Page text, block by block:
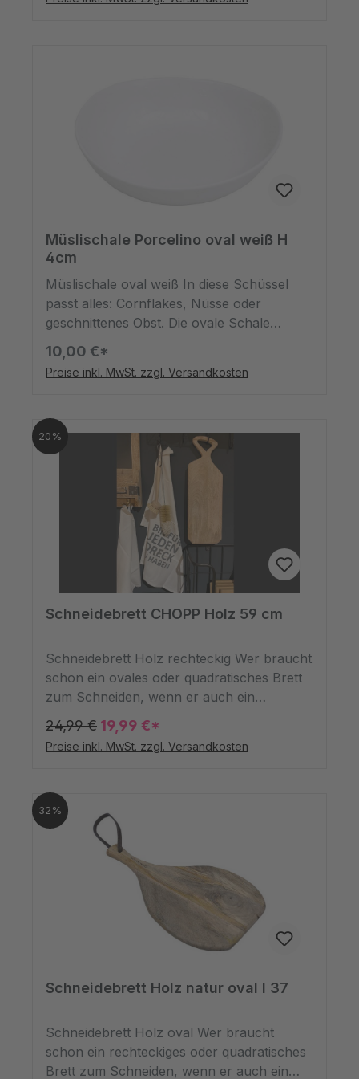
Porzellanschale ist spülmaschinenfest und
Müslischale Porcelino oval weiß H
4cm
Müslischale oval weiß In diese Schüssel
passt alles: Cornflakes, Nüsse oder
geschnittenes Obst. Die ovale Schale
zeichnet sich durch ihre unperfekte Form
aus. Sie ist weiß, super schlicht und doch
modern.*spülmaschinenfest,
10,00 €*
Preise inkl. MwSt. zzgl. Versandkosten
20%
Schneidebrett CHOPP Holz 59 cm
Schneidebrett Holz rechteckig Wer braucht
schon ein ovales oder quadratisches Brett
zum Schneiden, wenn er auch ein
rechteckiges haben kann? Dieses Holzbrett
ist genauso geformt und es schadet ihm
nicht, denn so kommt die Maserung der
noch besser zur Geltung. Das Küchenbrett
lässt sich dank des Griffs tragen,
beispielsweise wenn Sie eine Käseplatte
darauf drapiert haben. Gleichzeitig lässt es
sich durch sein Lederband an einen Nagel
an der Wand in der Küche hängen. So
haben Sie genügend Platz zum Kochen.
24,99 € 19,99 €*
Preise inkl. MwSt. zzgl. Versandkosten
32%
Schneidebrett Holz natur oval l 37
Schneidebrett Holz oval Wer braucht
schon ein rechteckiges oder quadratisches
Brett zum Schneiden, wenn er auch ein